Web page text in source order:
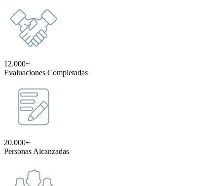
12.000+
Evaluaciones Completadas
20.000+
Personas Alcanzadas